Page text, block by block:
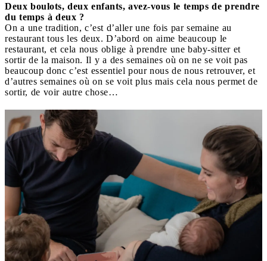
Deux boulots, deux enfants, avez-vous le temps de prendre
du temps à deux ?
On a une tradition, c’est d’aller une fois par semaine au
restaurant tous les deux. D’abord on aime beaucoup le
restaurant, et cela nous oblige à prendre une baby-sitter et
sortir de la maison. Il y a des semaines où on ne se voit pas
beaucoup donc c’est essentiel pour nous de nous retrouver, et
d’autres semaines où on se voit plus mais cela nous permet de
sortir, de voir autre chose…